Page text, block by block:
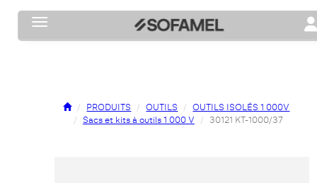
Toggle navigation
PRODUITS OUTILS
OUTILS ISOLÉS 1 000V
Sacs et kits à outils 1 000 V
30121 KT-1000/37